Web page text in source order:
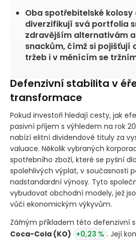
Oba spotřebitelské kolosy
diverzifikují svá portfolia
zdravějším alternativám
snackům, čímž si pojišťují
tržeb i v měnícím se
Defenzivní stabilita v
transformace
Pokud investoři hledají cesty, jak
pasivní příjem s výhledem na rok
nabízí elitní dividendové tituly za
valuace. Několik vybraných
spotřebního zboží, které se pyšní
spolehlivých výplat, v současnosti
nadstandardní výnosy. Tyto
vybudovat obchodní modely, jež
vůči ekonomickým výkyvům.
Zářným příkladem této defenzivní
Coca-Cola (KO) +0,23 % . Její